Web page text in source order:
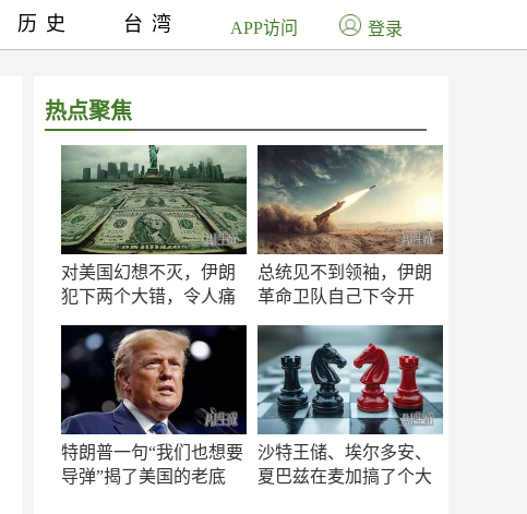
热点聚焦
对美国幻想不灭，伊朗
犯下两个大错，令人痛
总统见不到领袖，伊朗
革命卫队自己下令开
特朗普一句“我们也想要
导弹”揭了美国的老底
沙特王储、埃尔多安、
夏巴兹在麦加搞了个大
历史 台湾 APP访问 登录